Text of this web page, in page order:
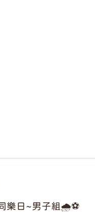
樂日~男子組🌧️⚽️